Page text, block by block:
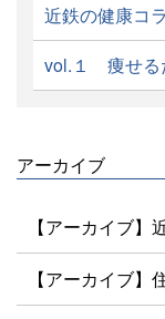
近鉄の健康コ
vol.１ 痩せる
アーカイブ
【アーカイブ
【アーカイブ